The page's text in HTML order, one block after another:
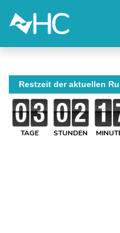
Restzeit der aktuellen
TAGE STUNDEN